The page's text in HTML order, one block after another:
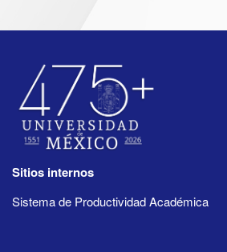
Sitios internos
Sistema de Productividad Académica